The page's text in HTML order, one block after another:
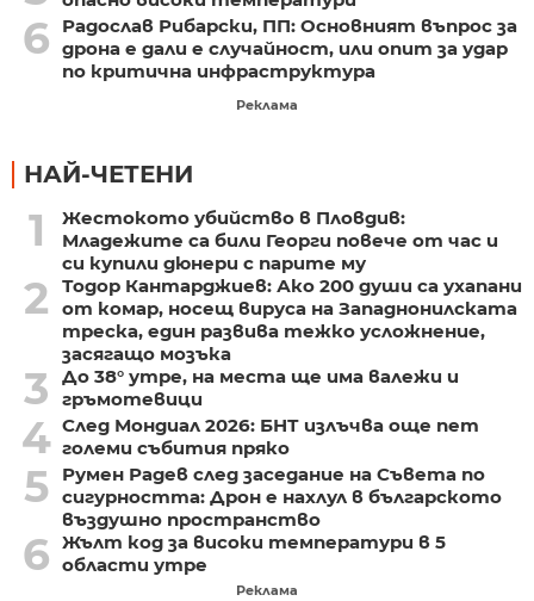
6
Радослав Рибарски, ПП: Основният въпрос за
дрона е дали е случайност, или опит за удар
по критична инфраструктура
Реклама
НАЙ-ЧЕТЕНИ
1
Жестокото убийство в Пловдив:
Младежите са били Георги повече от час и
си купили дюнери с парите му
2
Тодор Кантарджиев: Ако 200 души са ухапани
от комар, носещ вируса на Западнонилската
треска, един развива тежко усложнение,
засягащо мозъка
3
До 38° утре, на места ще има валежи и
гръмотевици
4 След Мондиал 2026: БНТ излъчва още пет
големи събития пряко
5
Румен Радев след заседание на Съвета по
сигурността: Дрон е нахлул в българското
въздушно пространство
6 Жълт код за високи температури в 5
области утре
Реклама